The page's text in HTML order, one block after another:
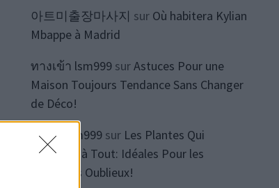
아트미출장마사지 sur Où habitera Kylian
Mbappe à Madrid
ทางเข้า lsm999surAstuces Pour une
Maison Toujours Tendance Sans Changer
de Déco!
สมัคร lsm999sur Les Plantes Qui
Survivent à Tout: Idéales Pour les
Jardiniers Oublieux!